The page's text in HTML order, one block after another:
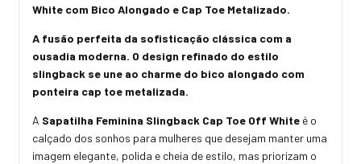
White com Bico Alongado e Cap Toe Metalizado.
A fusão perfeita da sofisticação clássica com a
ousadia moderna. O design refinado do estilo
slingback se une ao charme do bico alongado com
ponteira cap toe metalizada.
A Sapatilha Feminina Slingback Cap Toe Off White é o
calçado dos sonhos para mulheres que desejam manter uma
imagem elegante, polida e cheia de estilo, mas priorizam o